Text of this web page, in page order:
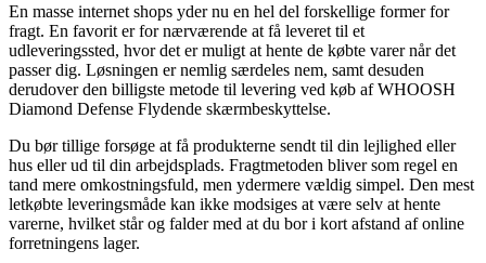
En masse internet shops yder nu en hel del forskellige former for
fragt. En favorit er for nærværende at få leveret til et
udleveringssted, hvor det er muligt at hente de købte varer når det
passer dig. Løsningen er nemlig særdeles nem, samt desuden
derudover den billigste metode til levering ved køb af WHOOSH
Diamond Defense Flydende skærmbeskyttelse.
Du bør tillige forsøge at få produkterne sendt til din lejlighed eller
hus eller ud til din arbejdsplads. Fragtmetoden bliver som regel en
tand mere omkostningsfuld, men ydermere vældig simpel. Den mest
letkøbte leveringsmåde kan ikke modsiges at være selv at hente
varerne, hvilket står og falder med at du bor i kort afstand af online
forretningens lager.